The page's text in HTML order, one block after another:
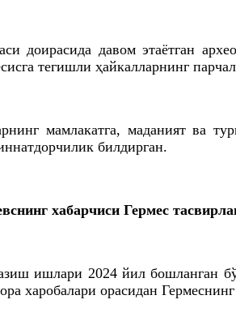
доирасида давом этаётган
тегишли ҳайкалларнинг
мамлакатга, маданият ва
билдирган.
хабарчиси Гермес
ишлари 2024 йил
харобалари орасидан